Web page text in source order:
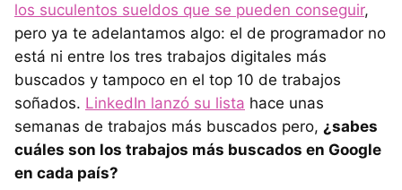
los suculentos sueldos que se pueden conseguir,
pero ya te adelantamos algo: el de programador no
está ni entre los tres trabajos digitales más
buscados y tampoco en el top 10 de trabajos
soñados. LinkedIn lanzó su lista hace unas
semanas de trabajos más buscados pero, ¿sabes
cuáles son los trabajos más buscados en Google
en cada país?